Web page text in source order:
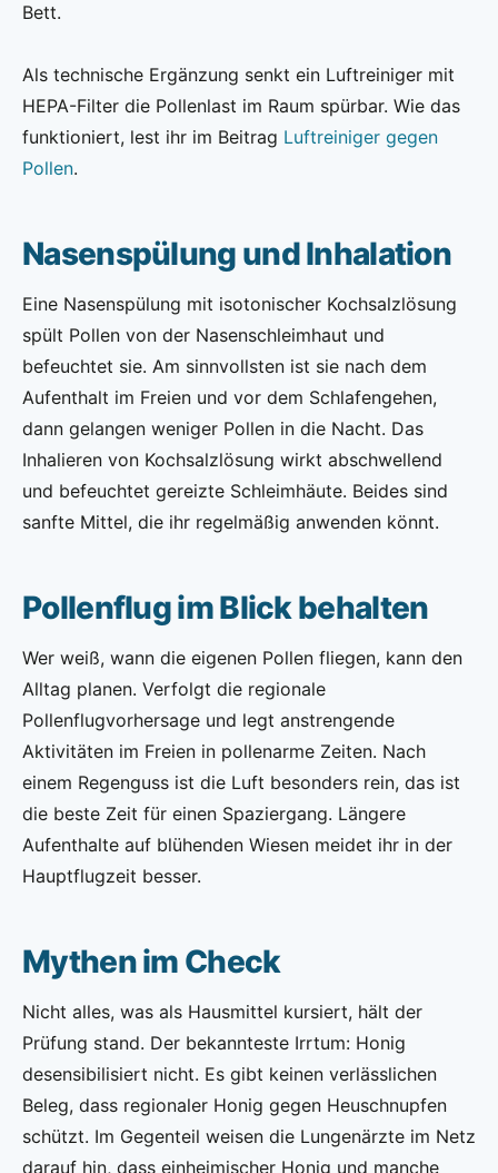
Bett.
Als technische Ergänzung senkt ein Luftreiniger mit
HEPA-Filter die Pollenlast im Raum spürbar. Wie das
funktioniert, lest ihr im Beitrag Luftreiniger gegen
Pollen.
Nasenspülung und Inhalation
Eine Nasenspülung mit isotonischer Kochsalzlösung
spült Pollen von der Nasenschleimhaut und
befeuchtet sie. Am sinnvollsten ist sie nach dem
Aufenthalt im Freien und vor dem Schlafengehen,
dann gelangen weniger Pollen in die Nacht. Das
Inhalieren von Kochsalzlösung wirkt abschwellend
und befeuchtet gereizte Schleimhäute. Beides sind
sanfte Mittel, die ihr regelmäßig anwenden könnt.
Pollenflug im Blick behalten
Wer weiß, wann die eigenen Pollen fliegen, kann den
Alltag planen. Verfolgt die regionale
Pollenflugvorhersage und legt anstrengende
Aktivitäten im Freien in pollenarme Zeiten. Nach
einem Regenguss ist die Luft besonders rein, das ist
die beste Zeit für einen Spaziergang. Längere
Aufenthalte auf blühenden Wiesen meidet ihr in der
Hauptflugzeit besser.
Mythen im Check
Nicht alles, was als Hausmittel kursiert, hält der
Prüfung stand. Der bekannteste Irrtum: Honig
desensibilisiert nicht. Es gibt keinen verlässlichen
Beleg, dass regionaler Honig gegen Heuschnupfen
schützt. Im Gegenteil weisen die Lungenärzte im Netz
darauf hin, dass einheimischer Honig und manche